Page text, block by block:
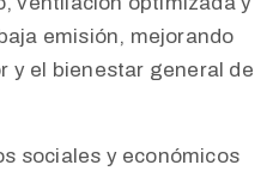
emisión, mejorando
y el bienestar general de
sociales y económicos